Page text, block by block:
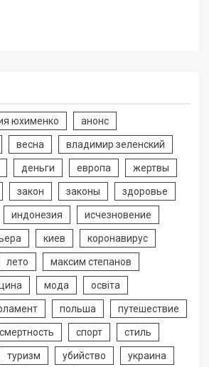
юхименко анонс
весна владимир зеленский
деньги европа жертвы
закон законы здоровье
индонезия исчезновение
киев коронавирус
лето максим степанов
мода освіта
польша путешествие
смертность спорт стиль
туризм убийство украина